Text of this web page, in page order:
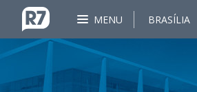
MENU BRASÍLIA